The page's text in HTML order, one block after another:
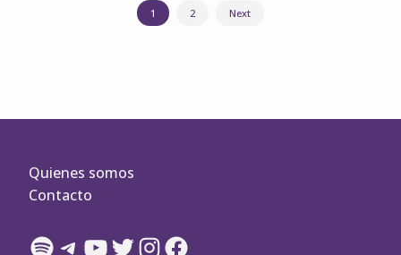
Navegación
1 2 Next
Quienes somos
Contacto
Spotify
Telegram
YouTube
Twitter
Instagram
Facebook